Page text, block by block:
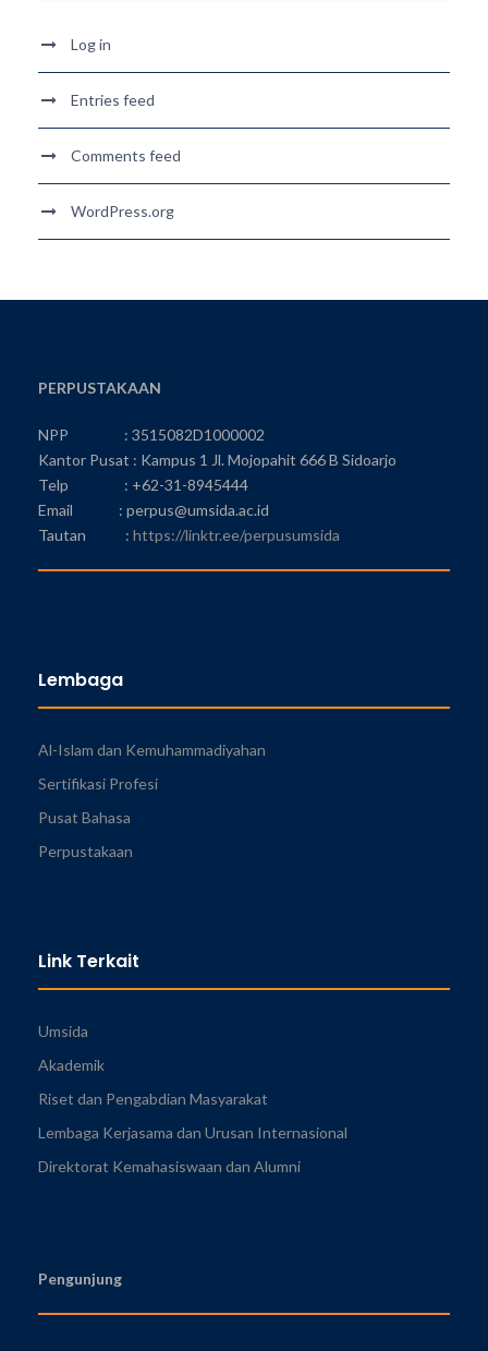
Log in
Entries feed
Comments feed
WordPress.org
PERPUSTAKAAN
NPP : 3515082D1000002
Kantor Pusat : Kampus 1 Jl. Mojopahit 666 B Sidoarjo
Telp : +62-31-8945444
Email : perpus@umsida.ac.id
Tautan : https://linktr.ee/perpusumsida
Lembaga
Al-Islam dan Kemuhammadiyahan
Sertifikasi Profesi
Pusat Bahasa
Perpustakaan
Link Terkait
Umsida
Akademik
Riset dan Pengabdian Masyarakat
Lembaga Kerjasama dan Urusan Internasional
Direktorat Kemahasiswaan dan Alumni
Pengunjung